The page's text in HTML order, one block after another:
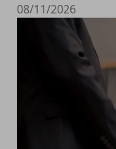
08/11/2026